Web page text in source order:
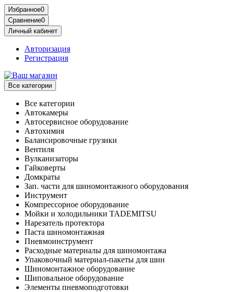
Избранное0
Сравнение0
Личный кабинет
Авторизация
Регистрация
Все категории
Все категории
Автокамеры
Автосервисное оборудование
Автохимия
Балансировочные грузики
Вентиля
Вулканизаторы
Гайковерты
Домкраты
Зап. части для шиномонтажного оборудования
Инструмент
Компрессорное оборудование
Мойки и холодильники TADEMITSU
Нарезатель протектора
Паста шиномонтажная
Пневмоинструмент
Расходные материалы для шиномонтажа
Упаковочный материал-пакеты для шин
Шиномонтажное оборудование
Шиповальное оборудование
Элементы пневмоподготовки